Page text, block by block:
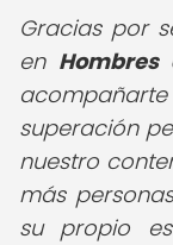
Gracias por
en Hombres
superación
nuestro
más
su propio